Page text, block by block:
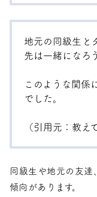
地元の同級生と
先は一緒になろ
このような関係
でした。
（引用元： 教え
同級生や地元の友達
傾向があります。